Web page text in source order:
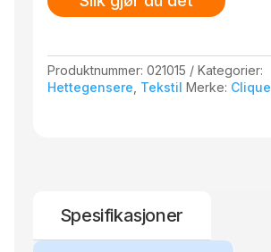
Produktnummer:021015
Kategorier:
Hettegensere Tekstil Merke: Clique
Spesifikasjoner